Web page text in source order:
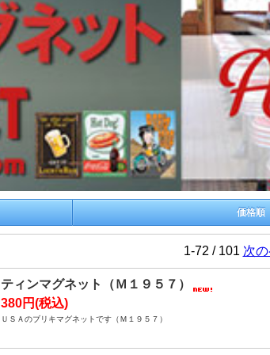
価格順
1-72 / 101 次
ティンマグネット（Ｍ１９５７）
380円(税込)
ＵＳＡのブリキマグネットです（Ｍ１９５７）